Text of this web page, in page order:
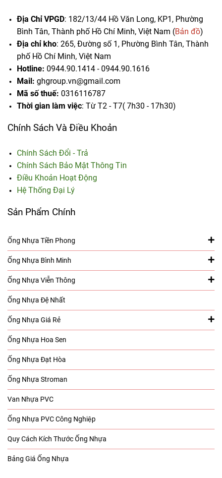
Địa Chỉ VPGD: 182/13/44 Hồ Văn Long, KP1, Phường
Bình Tân, Thành phố Hồ Chí Minh, Việt Nam (Bản đồ)
Địa chỉ kho: 265, Đường số 1, Phường Bình Tân, Thành
phố Hồ Chí Minh, Việt Nam
Hotline: 0944.90.1414 - 0944.90.1616
Mail: ghgroup.vn@gmail.com
Mã số thuế: 0316116787
Thời gian làm việc: Từ T2 - T7( 7h30 - 17h30)
Chính Sách Và Điều Khoản
Chính Sách Đổi - Trả
Chính Sách Bảo Mật Thông Tin
Điều Khoản Hoạt Động
Hệ Thống Đại Lý
Sản Phẩm Chính
Ống Nhựa Tiền Phong
Ống Nhựa Bình Minh
Ống Nhựa Viễn Thông
Ống Nhựa Đệ Nhất
Ống Nhựa Giá Rẻ
Ống Nhựa Hoa Sen
Ống Nhựa Đạt Hòa
Ống Nhựa Stroman
Van Nhựa PVC
Ống Nhựa PVC Công Nghiệp
Quy Cách Kích Thước Ống Nhựa
Bảng Giá Ống Nhựa